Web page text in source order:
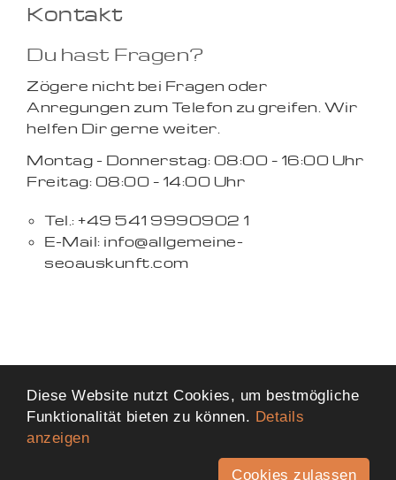
Kontakt
Du hast Fragen?
Zögere nicht bei Fragen oder
Anregungen zum Telefon zu greifen. Wir
helfen Dir gerne weiter.
Montag - Donnerstag: 08:00 – 16:00 Uhr
Freitag: 08:00 – 14:00 Uhr
Tel.: +49 541 9990902 1
E-Mail: info@allgemeine-
seoauskunft.com
Diese Website nutzt Cookies, um bestmögliche
Funktionalität bieten zu können. Details
anzeigen
Cookies zulassen